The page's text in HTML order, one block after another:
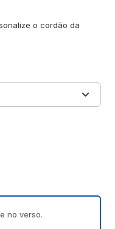
o cordão da
no verso.